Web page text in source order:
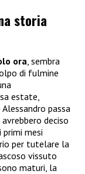
storia
ora , sembra
di fulmine
estate,
passa
deciso
primi mesi
per tutelare la
vissuto
maturi, la